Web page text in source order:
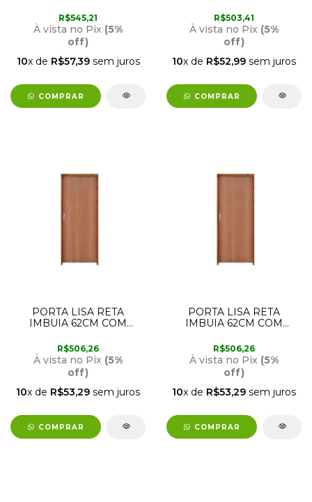
DIREITA RODAM
R$545,21
À vista no Pix (5%
off)
10x de R$57,39sem juros
COMPRAR
DIREITA RODAM
R$503,41
À vista no Pix (5%
off)
10x de R$52,99 sem juros
COMPRAR
PORTA LISA RETA
IMBUIA 62CM COM
ESQUERDA RODAM
R$506,26
À vista no Pix (5%
off)
10x de R$53,29 sem juros
COMPRAR
PORTA LISA RETA
IMBUIA 62CM COM
DIREITA RODAM
R$506,26
À vista no Pix (5%
off)
10x de R$53,29 sem juros
COMPRAR